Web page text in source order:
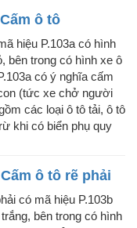
ô tô
hiệu P.103a có hình
bên trong có hình xe ô
có ý nghĩa cấm
(tức xe chở người
các loại ô tô tải, ô tô
khi có biển phụ quy
ô tô rẽ phải
có mã hiệu P.103b
bên trong có hình